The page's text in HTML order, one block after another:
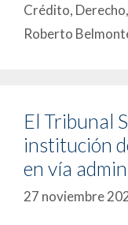
Crédito, Derecho,
Roberto
El Tribunal
institución
en vía
27 noviembre